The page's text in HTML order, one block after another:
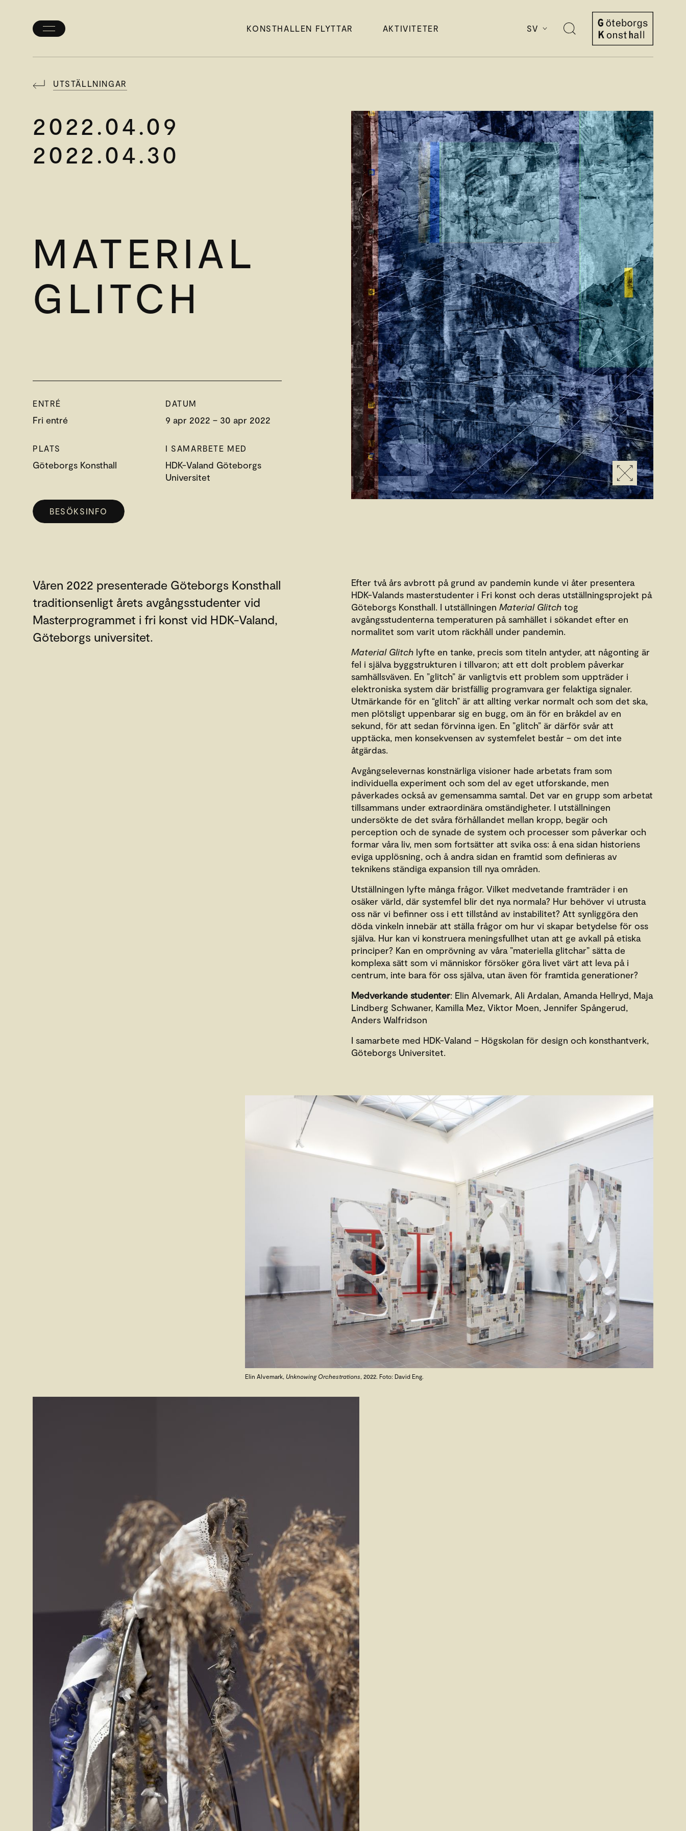
Öppna/stäng
KONSTHALLEN FLYTTAR AKTIVITETER SV
Öppna
UTSTÄLLNINGAR
2022.04.09
2022.04.30
MATERIAL
GLITCH
ENTRÉ
Fri entré
DATUM
9 apr 2022 – 30 apr 2022
PLATS
Göteborgs Konsthall
I SAMARBETE MED
HDK-Valand Göteborgs
Universitet
BESÖKSINFO
Våren 2022 presenterade Göteborgs Konsthall
traditionsenligt årets avgångsstudenter vid
Masterprogrammet i fri konst vid HDK-Valand,
Göteborgs universitet.
Efter två års avbrott på grund av pandemin kunde vi åter presentera
HDK-Valands masterstudenter i Fri konst och deras utställningsprojekt på
Göteborgs Konsthall. I utställningen Material Glitch tog
avgångsstudenterna temperaturen på samhället i sökandet efter en
normalitet som varit utom räckhåll under pandemin.
Material Glitch lyfte en tanke, precis som titeln antyder, att någonting är
fel i själva byggstrukturen i tillvaron; att ett dolt problem påverkar
samhällsväven. En ”glitch” är vanligtvis ett problem som uppträder i
elektroniska system där bristfällig programvara ger felaktiga signaler.
Utmärkande för en “glitch” är att allting verkar normalt och som det ska,
men plötsligt uppenbarar sig en bugg, om än för en bråkdel av en
sekund, för att sedan förvinna igen. En ”glitch” är därför svår att
upptäcka, men konsekvensen av systemfelet består – om det inte
åtgärdas.
Avgångselevernas konstnärliga visioner hade arbetats fram som
individuella experiment och som del av eget utforskande, men
påverkades också av gemensamma samtal. Det var en grupp som arbetat
tillsammans under extraordinära omständigheter. I utställningen
undersökte de det svåra förhållandet mellan kropp, begär och
perception och de synade de system och processer som påverkar och
formar våra liv, men som fortsätter att svika oss: å ena sidan historiens
eviga upplösning, och å andra sidan en framtid som definieras av
teknikens ständiga expansion till nya områden.
Utställningen lyfte många frågor. Vilket medvetande framträder i en
osäker värld, där systemfel blir det nya normala? Hur behöver vi utrusta
oss när vi befinner oss i ett tillstånd av instabilitet? Att synliggöra den
döda vinkeln innebär att ställa frågor om hur vi skapar betydelse för oss
själva. Hur kan vi konstruera meningsfullhet utan att ge avkall på etiska
principer? Kan en omprövning av våra ”materiella glitchar” sätta de
komplexa sätt som vi människor försöker göra livet värt att leva på i
centrum, inte bara för oss själva, utan även för framtida generationer?
Medverkande studenter: Elin Alvemark, Ali Ardalan, Amanda Hellryd, Maja
Lindberg Schwaner, Kamilla Mez, Viktor Moen, Jennifer Spångerud,
Anders Walfridson
I samarbete med HDK-Valand – Högskolan för design och konsthantverk,
Göteborgs Universitet.
Elin Alvemark, Unknowing Orchestrations , 2022. Foto: David Eng.